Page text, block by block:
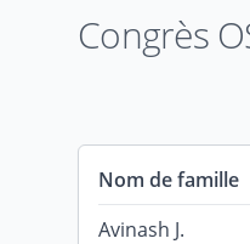
Congrès
Nom de famille
Avinash J.